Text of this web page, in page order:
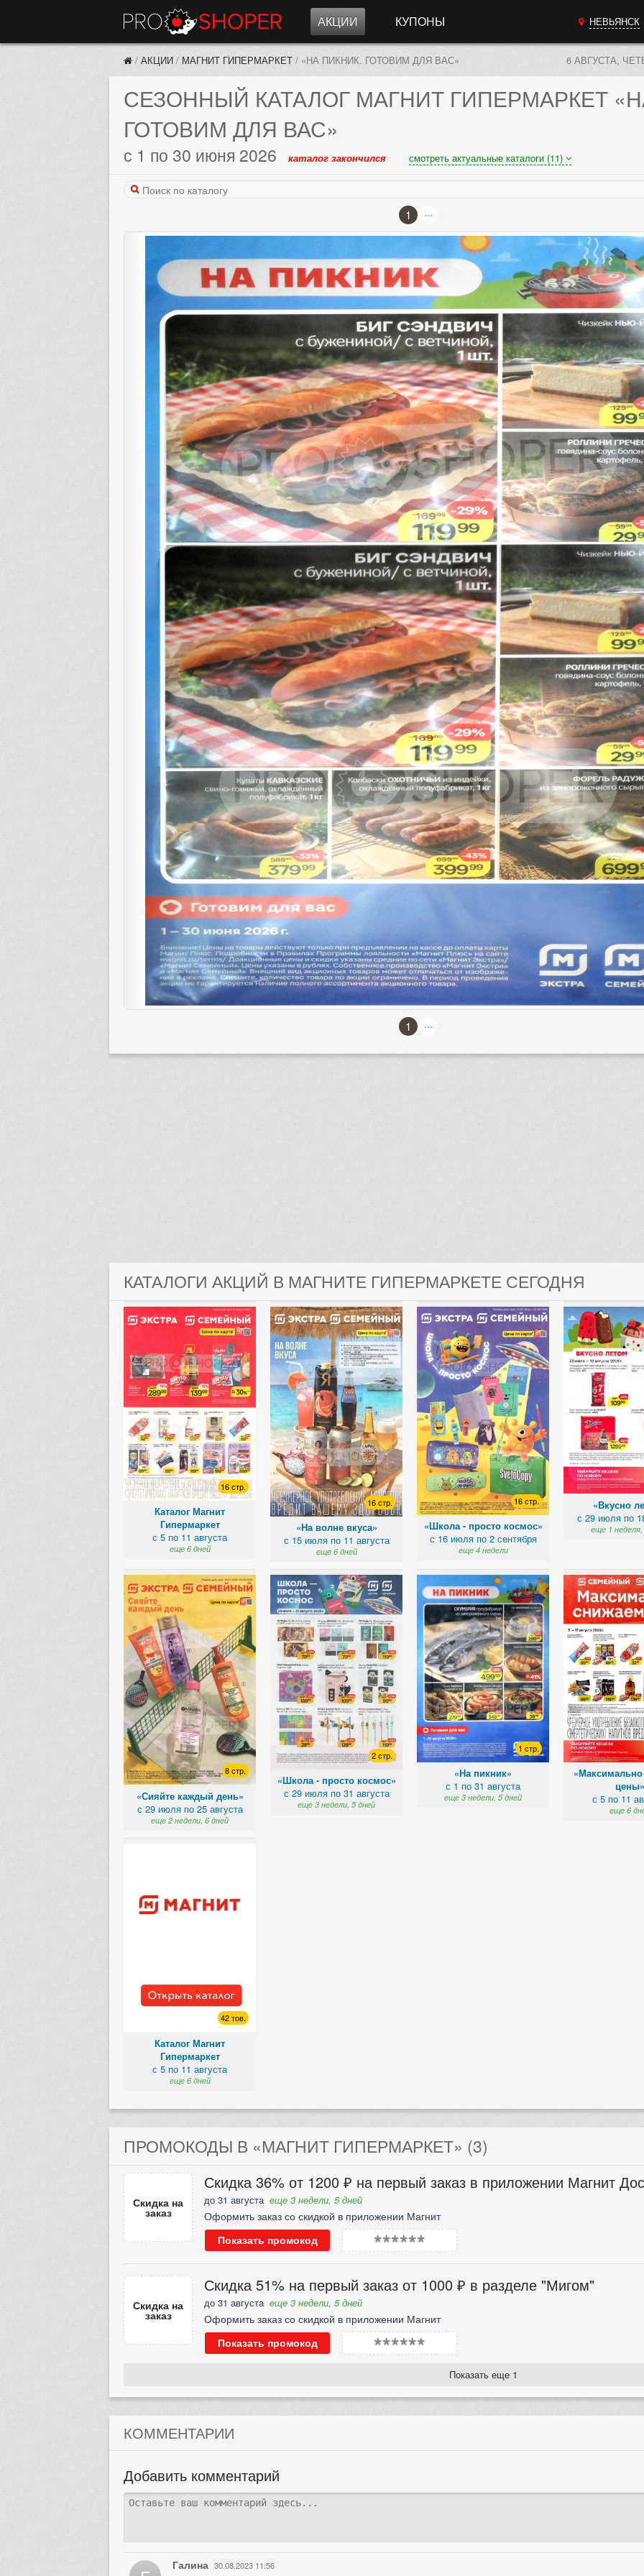
АКЦИИ КУПОНЫ НЕВЬЯНСК
/ АКЦИИ / МАГНИТ ГИПЕРМАРКЕТ / «НА ПИКНИК. ГОТОВИМ ДЛЯ ВАС» 6 АВГУСТА,
СЕЗОННЫЙ КАТАЛОГ МАГНИТ ГИПЕРМАРКЕТ
ГОТОВИМ ДЛЯ ВАС»
с 1 по 30 июня 2026 каталог закончился смотреть актуальные каталоги (11)
1 ...
1 ...
КАТАЛОГИ АКЦИЙ В МАГНИТЕ ГИПЕРМАРКЕТЕ СЕГОДНЯ
16 стр.
Каталог Магнит
Гипермаркет
с 5 по 11 августа
еще 6 дней
16 стр.
«На волне вкуса»
с 15 июля по 11 августа
еще 6 дней
16 стр.
«Школа - просто космос»
с 16 июля по 2 сентября
еще 4 недели
«Вкусно
с 29 июля по
еще 1 неделя,
8 стр.
«Сияйте каждый день»
с 29 июля по 25 августа
еще 2 недели, 6 дней
2 стр.
«Школа - просто космос»
с 29 июля по 31 августа
еще 3 недели, 5 дней
1 стр.
«На пикник»
с 1 по 31 августа
еще 3 недели, 5 дней
цены»
с 5 по 11
еще 6
42 тов.
Каталог Магнит
Гипермаркет
с 5 по 11 августа
еще 6 дней
ПРОМОКОДЫ В «МАГНИТ ГИПЕРМАРКЕТ» (3)
Скидка на
заказ
Скидка 36% от 1200 ₽ на первый заказ в приложении Магнит
до 31 августа еще 3 недели, 5 дней
Оформить заказ со скидкой в приложении Магнит
Показать промокод ******
Скидка на
заказ
Скидка 51% на первый заказ от 1000 ₽ в разделе "Мигом"
до 31 августа еще 3 недели, 5 дней
Оформить заказ со скидкой в приложении Магнит
Показать промокод ******
Показать еще 1
КОММЕНТАРИИ
Добавить комментарий
Галина 30.08.2023 11:56